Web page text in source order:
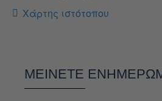
Χάρτης ιστότοπου
ΜΕΊΝΕΤΕ